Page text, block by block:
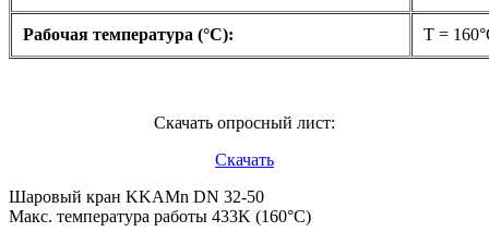
Рабочая температура (°C): T =
Скачать опросный лист:
Скачать
Шаровый кран KKAMn DN 32-50
Макс. температура работы 433K (160°C)